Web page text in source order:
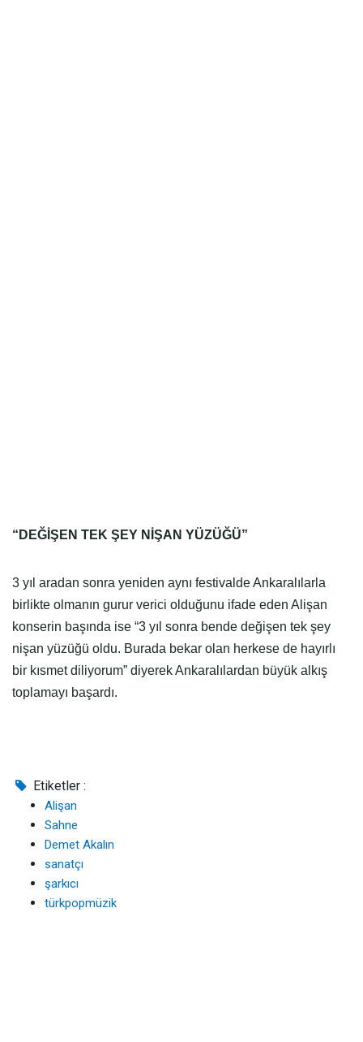
“DEĞİŞEN TEK ŞEY NİŞAN YÜZÜĞÜ”
3 yıl aradan sonra yeniden aynı festivalde Ankaralılarla
birlikte olmanın gurur verici olduğunu ifade eden Alişan
konserin başında ise “3 yıl sonra bende değişen tek şey
nişan yüzüğü oldu. Burada bekar olan herkese de hayırlı
bir kısmet diliyorum” diyerek Ankaralılardan büyük alkış
toplamayı başardı.
Etiketler :
Alişan
Sahne
Demet Akalın
sanatçı
şarkıcı
türkpopmüzik